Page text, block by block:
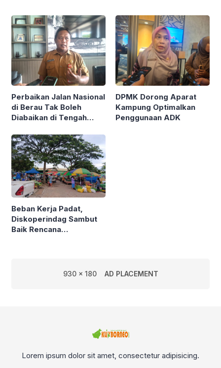
Perbaikan Jalan Nasional
di Berau Tak Boleh
Diabaikan di Tengah
Kalimantan
DPMK Dorong Aparat
Kampung Optimalkan
Penggunaan ADK
Beban Kerja Padat,
Diskoperindag Sambut
Baik Rencana
930 x 180 AD PLACEMENT
Lorem ipsum dolor sit amet, consectetur adipisicing.